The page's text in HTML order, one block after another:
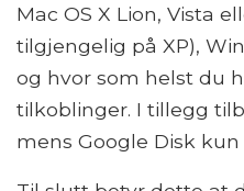
Mac OS X Lion, Vista
tilgjengelig på XP),
og hvor som helst du
tilkoblinger. I tillegg
mens Google Disk kun